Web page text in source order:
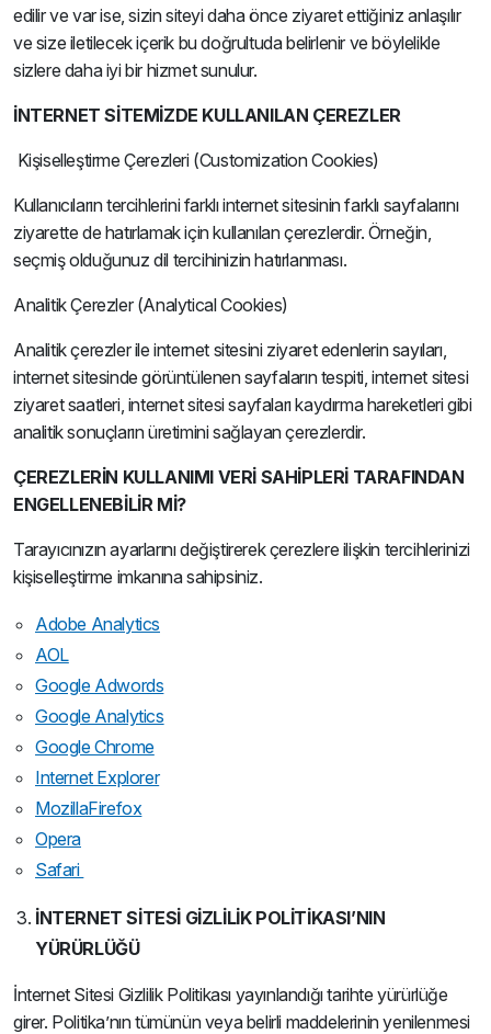
edilir ve var ise, sizin siteyi daha önce ziyaret ettiğiniz anlaşılır
ve size iletilecek içerik bu doğrultuda belirlenir ve böylelikle
sizlere daha iyi bir hizmet sunulur.
İNTERNET SİTEMİZDE KULLANILAN ÇEREZLER
Kişiselleştirme Çerezleri (Customization Cookies)
Kullanıcıların tercihlerini farklı internet sitesinin farklı sayfalarını
ziyarette de hatırlamak için kullanılan çerezlerdir. Örneğin,
seçmiş olduğunuz dil tercihinizin hatırlanması.
Analitik Çerezler (Analytical Cookies)
Analitik çerezler ile internet sitesini ziyaret edenlerin sayıları,
internet sitesinde görüntülenen sayfaların tespiti, internet sitesi
ziyaret saatleri, internet sitesi sayfaları kaydırma hareketleri gibi
analitik sonuçların üretimini sağlayan çerezlerdir.
ÇEREZLERİN KULLANIMI VERİ SAHİPLERİ TARAFINDAN
ENGELLENEBİLİR Mİ?
Tarayıcınızın ayarlarını değiştirerek çerezlere ilişkin tercihlerinizi
kişiselleştirme imkanına sahipsiniz.
Adobe Analytics
AOL
Google Adwords
Google Analytics
Google Chrome
Internet Explorer
MozillaFirefox
Opera
Safari
İNTERNET SİTESİ GİZLİLİK POLİTİKASI’NIN
YÜRÜRLÜĞÜ
İnternet Sitesi Gizlilik Politikası yayınlandığı tarihte yürürlüğe
girer. Politika’nın tümünün veya belirli maddelerinin yenilenmesi